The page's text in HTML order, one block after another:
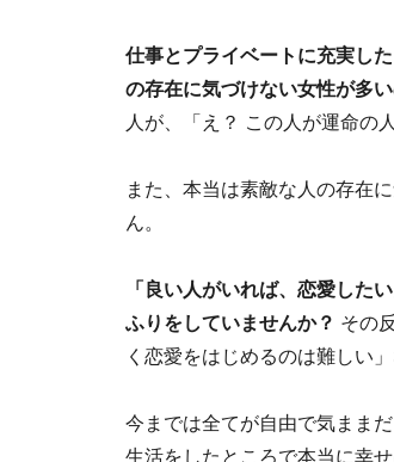
仕事とプライベートに充実し
の存在に気づけない女性が多い
人が、「え？ この人が運命の
また、本当は素敵な人の存在
ん。
「良い人がいれば、恋愛した
ふりをしていませんか？ その
く恋愛をはじめるのは難しい
今までは全てが自由で気まま
生活をしたところで本当に幸